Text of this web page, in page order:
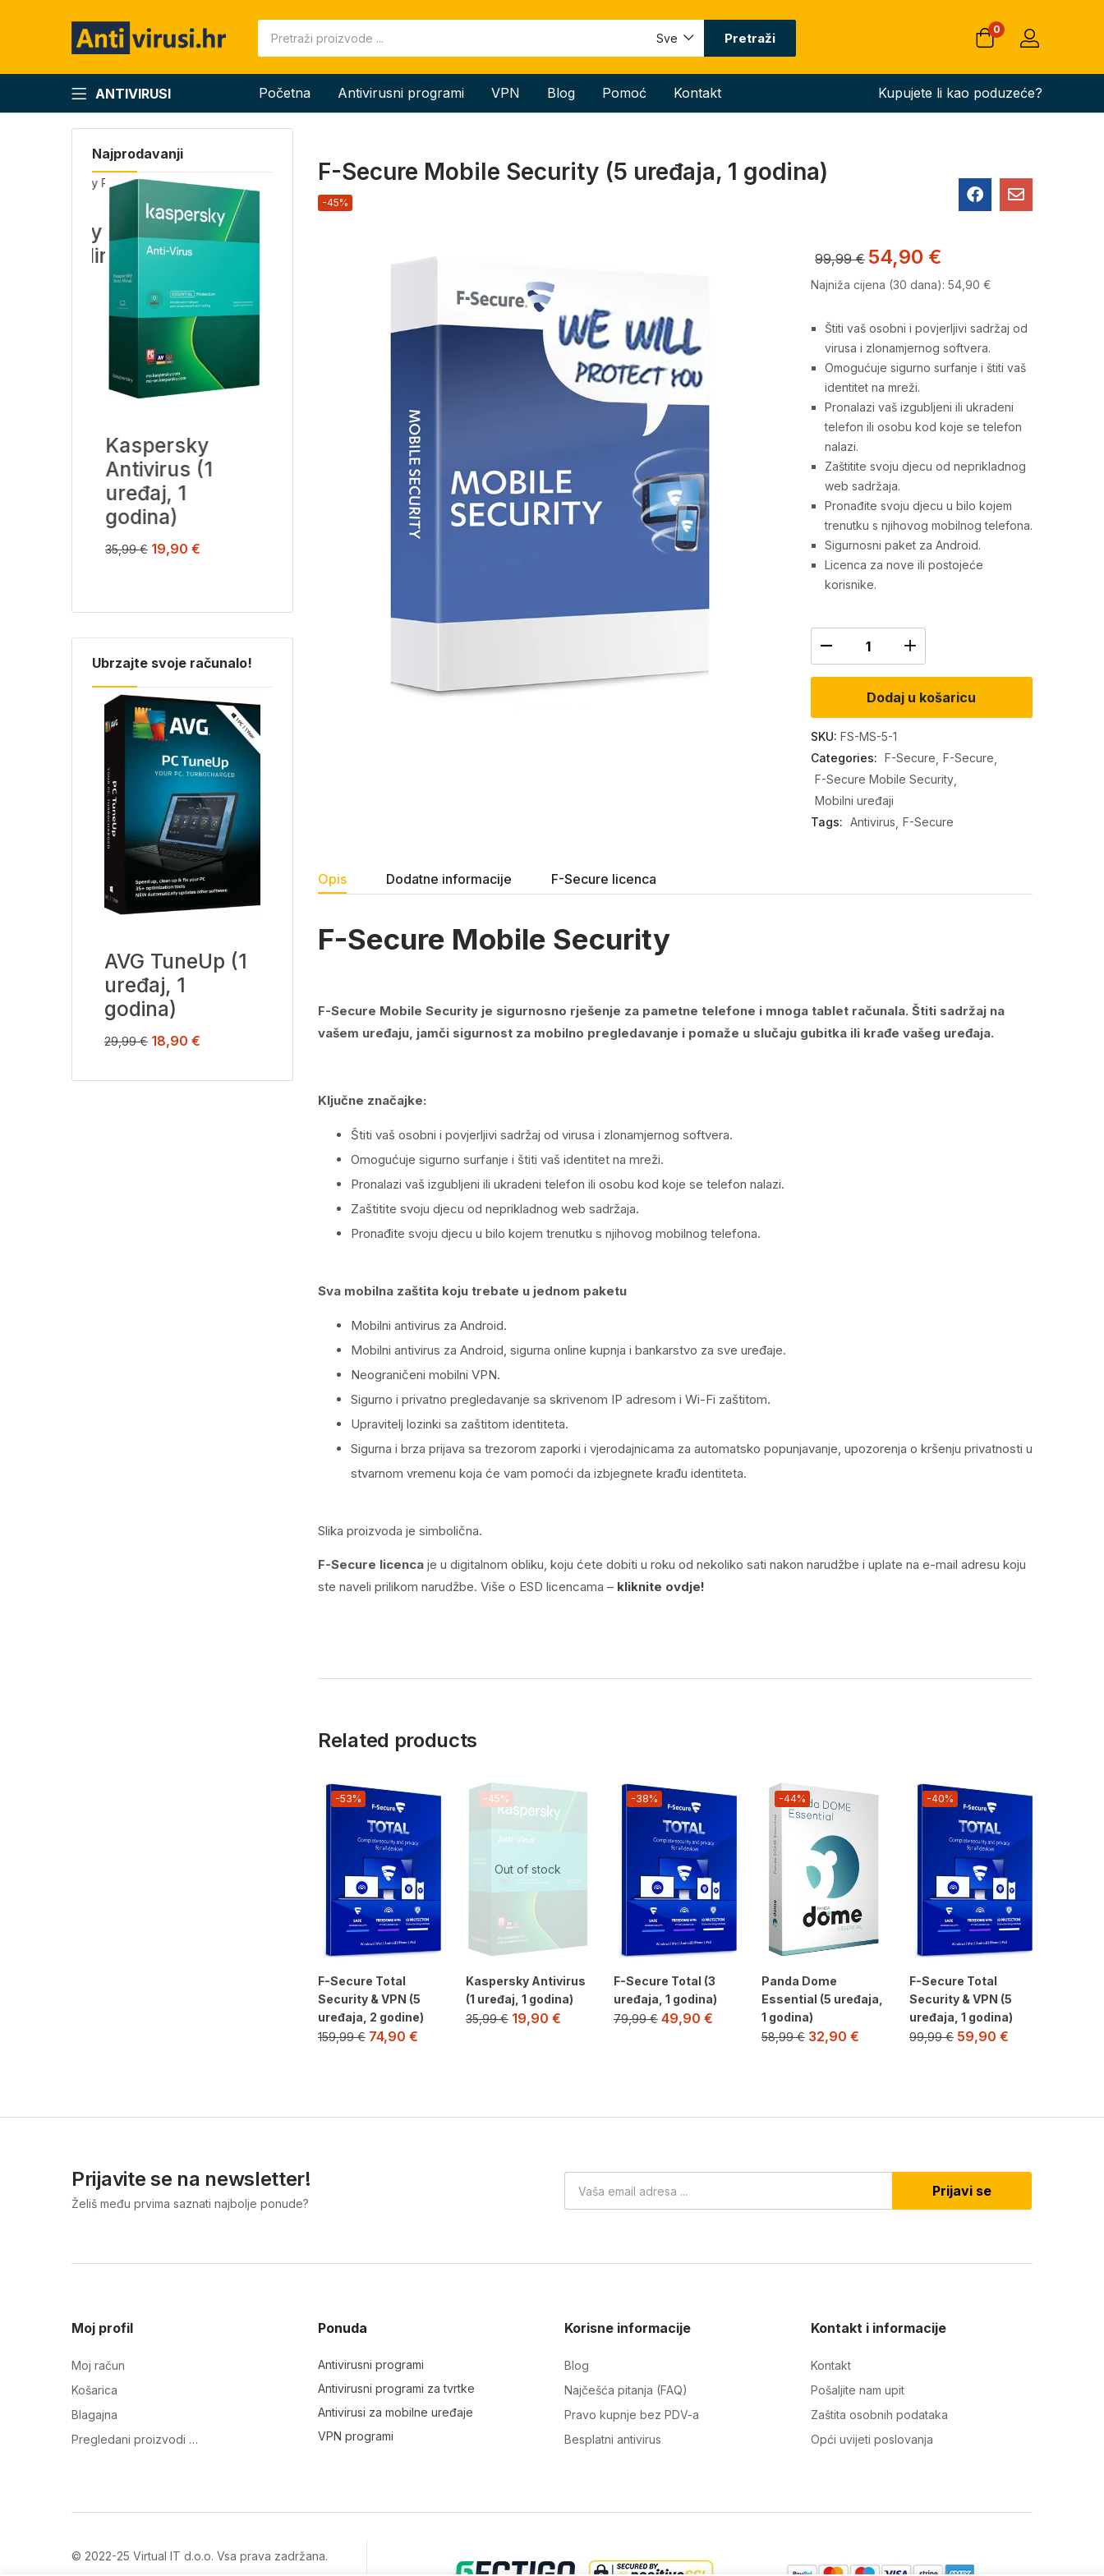
Sve Pretraži
0
ANTIVIRUSI Početna Antivirusni programi VPN Blog Pomoć Kontakt Kupujete li kao poduzeće?
Najprodavanji
Kaspersky
Antivirus (1
€
Kaspersky
Internet
godina)
Avast Ultimate
Suite (1 uređaj,
1 godina)
99,99€ 22,90€
Kaspersky Plus
(1 uređaj, 1
godina)
57,99 € €
Kaspersky
Standard (3
uređaja, 1
24,90 €
Deluxe (3
godina)
99,99€ 29,90
Ubrzajte svoje računalo!
AVG TuneUp (1
uređaj, 1
godina)
29,99€ 18,90 €
F-Secure Mobile Security (5 uređaja, 1 godina)
-45%
99,99€ 54,90 €
Najniža cijena (30 dana): 54,90 €
Štiti vaš osobni i povjerljivi sadržaj od
virusa i zlonamjernog softvera.
Omogućuje sigurno surfanje i štiti vaš
identitet na mreži.
Pronalazi vaš izgubljeni ili ukradeni
telefon ili osobu kod koje se telefon
nalazi.
Zaštitite svoju djecu od neprikladnog
web sadržaja.
Pronađite svoju djecu u bilo kojem
trenutku s njihovog mobilnog telefona.
Sigurnosni paket za Android.
Licenca za nove ili postojeće
korisnike.
Dodaj u košaricu
SKU: FS-MS-5-1
Categories: F-Secure F-Secure
F-Secure Mobile Security
Mobilni uređaji
Tags: Antivirus F-Secure
Opis Dodatne informacije F-Secure licenca
F-Secure Mobile Security
F-Secure Mobile Security je sigurnosno rješenje za pametne telefone i mnoga tablet računala. Štiti sadržaj na
vašem uređaju, jamči sigurnost za mobilno pregledavanje i pomaže u slučaju gubitka ili krađe vašeg uređaja.
Ključne značajke:
Štiti vaš osobni i povjerljivi sadržaj od virusa i zlonamjernog softvera.
Omogućuje sigurno surfanje i štiti vaš identitet na mreži.
Pronalazi vaš izgubljeni ili ukradeni telefon ili osobu kod koje se telefon nalazi.
Zaštitite svoju djecu od neprikladnog web sadržaja.
Pronađite svoju djecu u bilo kojem trenutku s njihovog mobilnog telefona.
Sva mobilna zaštita koju trebate u jednom paketu
Mobilni antivirus za Android.
Mobilni antivirus za Android, sigurna online kupnja i bankarstvo za sve uređaje.
Neograničeni mobilni VPN.
Sigurno i privatno pregledavanje sa skrivenom IP adresom i Wi-Fi zaštitom.
Upravitelj lozinki sa zaštitom identiteta.
Sigurna i brza prijava sa trezorom zaporki i vjerodajnicama za automatsko popunjavanje, upozorenja o kršenju privatnosti u
stvarnom vremenu koja će vam pomoći da izbjegnete krađu identiteta.
Slika proizvoda je simbolična.
F-Secure licenca je u digitalnom obliku, koju ćete dobiti u roku od nekoliko sati nakon narudžbe i uplate na e-mail adresu koju
ste naveli prilikom narudžbe. Više o ESD licencama – kliknite ovdje!
Related products
-53%
F-Secure Total
Security & VPN (5
uređaja, 2 godine)
159,99€ 74,90 €
Out of stock
-45%
Kaspersky Antivirus
(1 uređaj, 1 godina)
35,99€ 19,90 €
-38%
F-Secure Total (3
uređaja, 1 godina)
79,99€ 49,90 €
-44%
Panda Dome
Essential (5 uređaja,
1 godina)
58,99€ 32,90 €
-40%
F-Secure Total
Security & VPN (5
uređaja, 1 godina)
99,99€ 59,90 €
Prijavite se na newsletter!
Želiš među prvima saznati najbolje ponude?
Prijavi se
Moj profil
Moj račun
Košarica
Blagajna
Pregledani proizvodi …
Ponuda
Antivirusni programi
Antivirusni programi za tvrtke
Antivirusi za mobilne uređaje
VPN programi
Korisne informacije
Blog
Najčešća pitanja (FAQ)
Pravo kupnje bez PDV-a
Besplatni antivirus
Kontakt i informacije
Kontakt
Pošaljite nam upit
Zaštita osobnih podataka
Opći uvijeti poslovanja
© 2022-25 Virtual IT d.o.o. Vsa prava zadržana.